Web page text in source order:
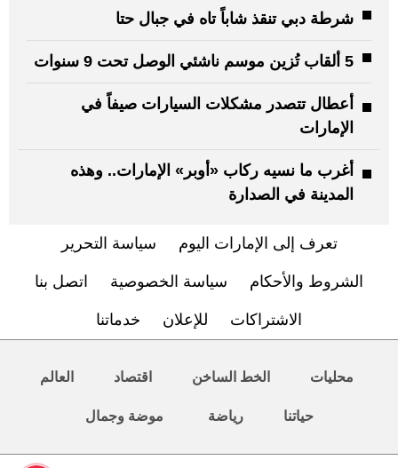
شرطة دبي تنقذ شاباً تاه في جبال حتا
5 ألقاب تُزين موسم ناشئي الوصل تحت 9 سنوات
أعطال تتصدر مشكلات السيارات صيفاً في
الإمارات
أغرب ما نسيه ركاب «أوبر» الإمارات.. وهذه
المدينة في الصدارة
تعرف إلى الإمارات اليوم سياسة التحرير
الشروط والأحكام سياسة الخصوصية اتصل بنا
الاشتراكات للإعلان خدماتنا
محليات الخط الساخن اقتصاد العالم
حياتنا رياضة موضة وجمال